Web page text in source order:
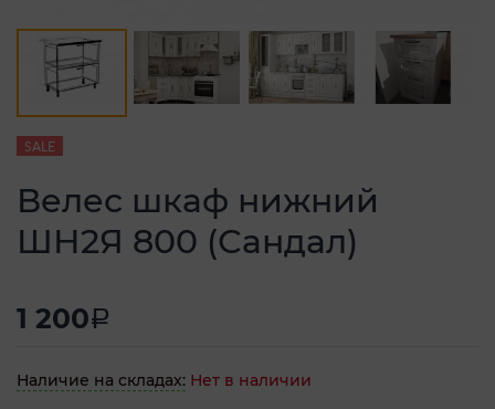
SALE
Велес шкаф нижний
ШН2Я 800 (Сандал)
1 200a
Наличие на складах: Нет в наличии